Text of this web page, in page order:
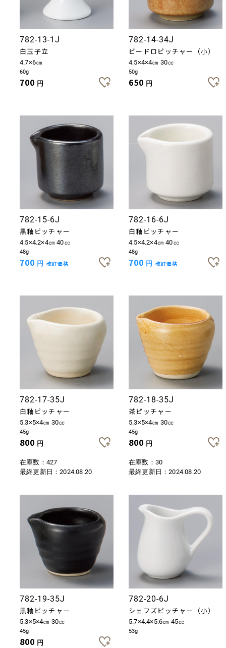
782-13-1J
白玉子立
4.7×6㎝
60g
700 円
782-14-34J
ビードロピッチャー（小）
4.5×4×4㎝ 30㏄
50g
650 円
782-15-6J
黒釉ピッチャー
4.5×4.2×4㎝ 40㏄
48g
700 円 改訂価格
782-16-6J
白釉ピッチャー
4.5×4.2×4㎝ 40㏄
48g
700 円 改訂価格
782-17-35J
白釉ピッチャー
5.3×5×4㎝ 30㏄
45g
800 円
在庫数：427
最終更新日：2024.08.20
782-18-35J
茶ピッチャー
5.3×5×4㎝ 30㏄
45g
800 円
在庫数：30
最終更新日：2024.08.20
782-19-35J
黒釉ピッチャー
5.3×5×4㎝ 30㏄
45g
800 円
782-20-6J
シェフズピッチャー（小）
5.7×4.4×5.6㎝ 45㏄
53g
お買い物を続ける カートへ進む